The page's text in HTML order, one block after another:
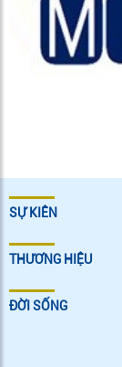
SỰ KIÊN
THƯƠNG HIỆU
ĐỜI SỐNG